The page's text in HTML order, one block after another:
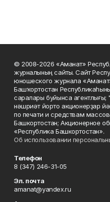
© 2008-2026 «Аманат»
журналының сайты. Сайт
юношеского журнала
Башҡортостан
саралары буйынса агентлығы;
нәшриәт йорто акционерҙар
по печати и средствам
Башкортостан; Акционерное
«Республика Башкортостан».
Об использовании
Телефон
8 (347) 246-31-05
Эл. почта
amanat@yandex.ru